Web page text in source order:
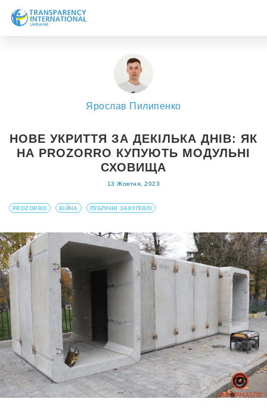
Напрями роботи
Долучитися
Ярослав Пилипенко
НОВЕ УКРИТТЯ ЗА ДЕКІЛЬКА ДНІВ: ЯК
НА PROZORRO КУПУЮТЬ МОДУЛЬНІ
СХОВИЩА
13 Жовтня, 2023
PROZORRO ВІЙНА ПУБЛІЧНІ ЗАКУПІВЛІ